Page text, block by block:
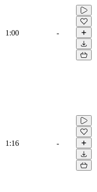
1:00 -
1:16 -